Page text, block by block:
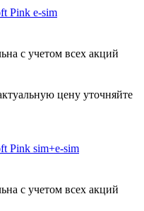
Pink e-sim
с учетом всех акций
цену уточняйте
Pink sim+e-sim
с учетом всех акций